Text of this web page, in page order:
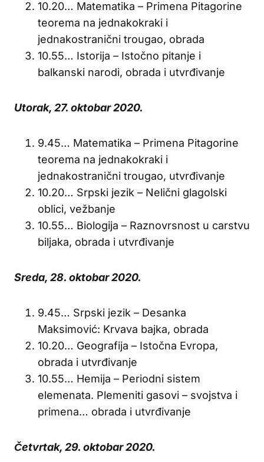
10.20… Matematika – Primena Pitagorine
teorema na jednakokraki i
jednakostranični trougao, obrada
10.55… Istorija – Istočno pitanje i
balkanski narodi, obrada i utvrđivanje
Utorak, 27. oktobar 2020.
9.45… Matematika – Primena Pitagorine
teorema na jednakokraki i
jednakostranični trougao, utvrđivanje
10.20… Srpski jezik – Nelični glagolski
oblici, vežbanje
10.55… Biologija – Raznovrsnost u carstvu
biljaka, obrada i utvrđivanje
Sreda, 28. oktobar 2020.
9.45… Srpski jezik – Desanka
Maksimović: Krvava bajka, obrada
10.20… Geografija – Istočna Evropa,
obrada i utvrđivanje
10.55… Hemija – Periodni sistem
elemenata. Plemeniti gasovi – svojstva i
primena… obrada i utvrđivanje
Četvrtak, 29. oktobar 2020.